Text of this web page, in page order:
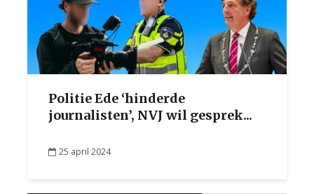
Politie Ede ‘hinderde
journalisten’, NVJ wil gesprek...
25 april 2024